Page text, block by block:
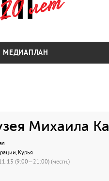
МЕДИАПЛАН
Михаила
Курья
(9:00—21:00) (местн.)